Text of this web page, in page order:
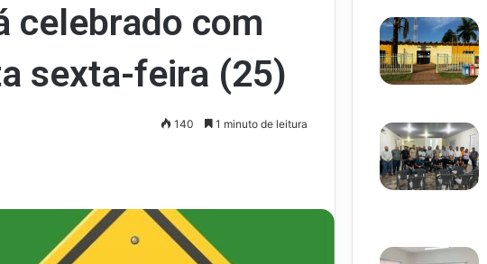
celebrado com
sexta-feira (25)
140 1 minuto de leitura